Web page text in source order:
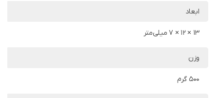
ابعاد
13 × 12 × 7 میلی‌متر
وزن
500 گرم